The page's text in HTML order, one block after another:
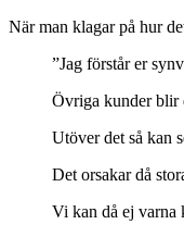
När man klagar på hur
”Jag förstår er
Övriga kunder blir
Utöver det så kan
Det orsakar då
Vi kan då ej varna